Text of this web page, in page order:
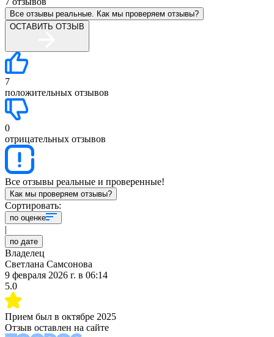
Все отзывы реальные. Как мы проверяем отзывы?
ОСТАВИТЬ ОТЗЫВ
7
положительных отзывов
0
отрицательных отзывов
Все отзывы реальные и проверенные!
Как мы проверяем отзывы?
Сортировать:
по оценке
|
по дате
Владелец
Светлана Самсонова
9 февраля 2026 г. в 06:14
5.0
Прием был в октябре 2025
Отзыв оставлен на сайте